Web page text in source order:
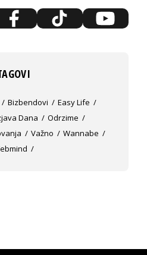
Bizbendovi
Easy Life
Dana
Odrzime
Važno
Wannabe